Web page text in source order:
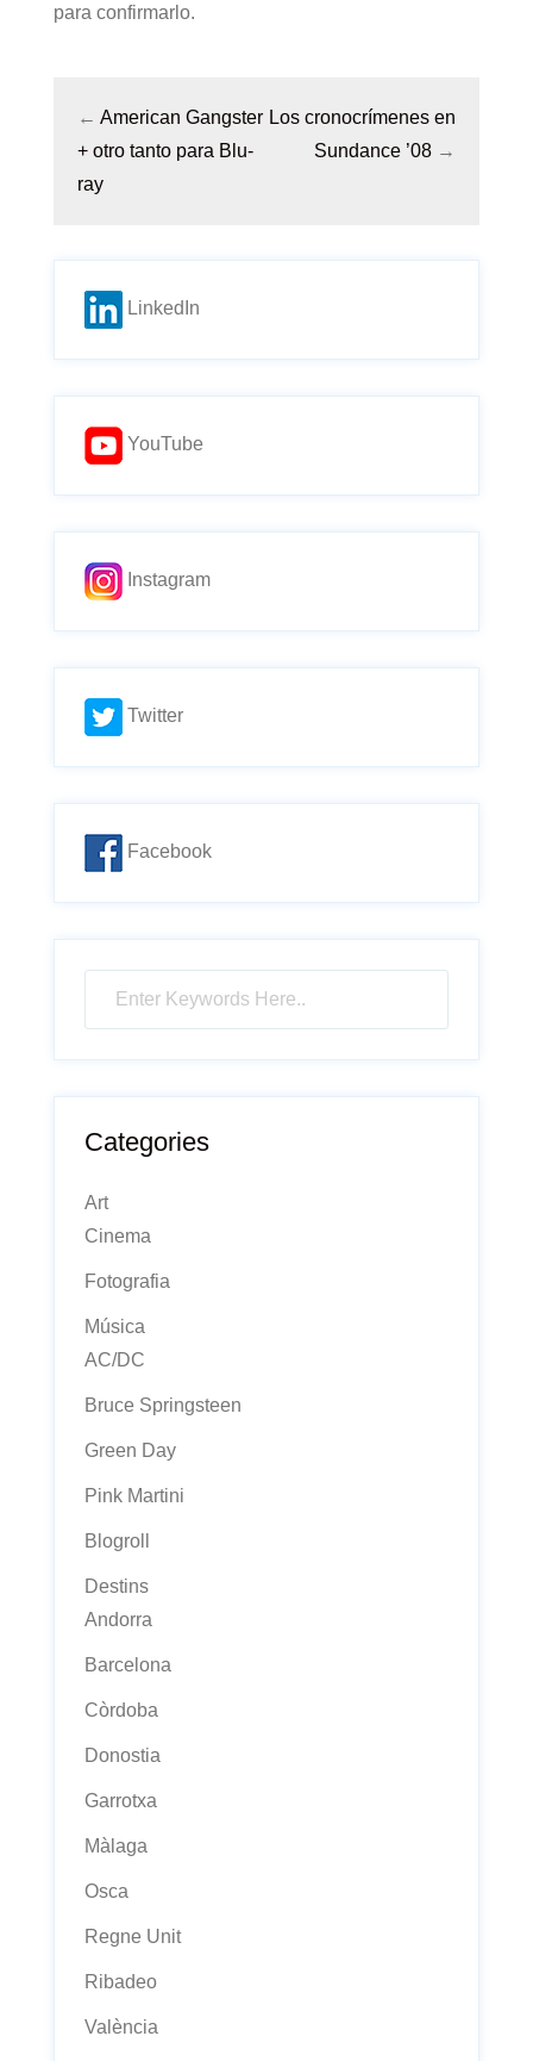
para confirmarlo.
← American Gangster
+ otro tanto para Blu-
ray
Los cronocrímenes en
Sundance ’08 →
LinkedIn
YouTube
Instagram
Twitter
Facebook
Categories
Art
Cinema
Fotografia
Música
AC/DC
Bruce Springsteen
Green Day
Pink Martini
Blogroll
Destins
Andorra
Barcelona
Còrdoba
Donostia
Garrotxa
Màlaga
Osca
Regne Unit
Ribadeo
València